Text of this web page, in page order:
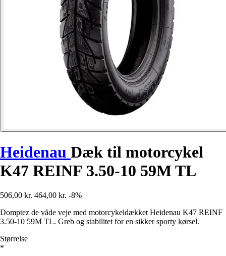
Heidenau Dæk til motorcykel
K47 REINF 3.50-10 59M TL
506,00 kr. 464,00 kr. -8%
Domptez de våde veje med motorcykeldækket Heidenau K47 REINF
3.50-10 59M TL. Greb og stabilitet for en sikker sporty kørsel.
Størrelse
*